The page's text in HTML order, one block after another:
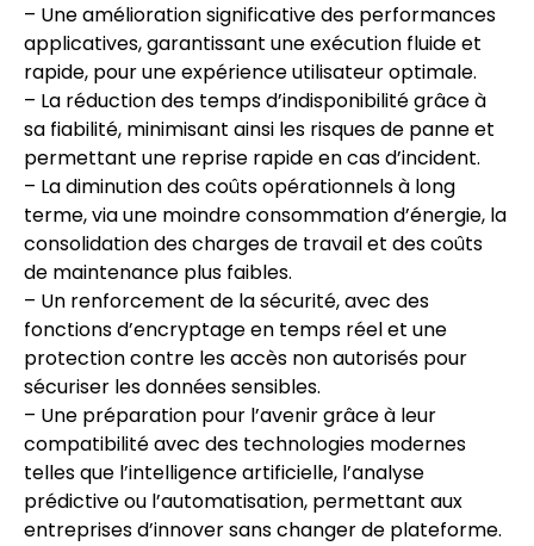
– Une amélioration significative des performances
applicatives, garantissant une exécution fluide et
rapide, pour une expérience utilisateur optimale.
– La réduction des temps d’indisponibilité grâce à
sa fiabilité, minimisant ainsi les risques de panne et
permettant une reprise rapide en cas d’incident.
– La diminution des coûts opérationnels à long
terme, via une moindre consommation d’énergie, la
consolidation des charges de travail et des coûts
de maintenance plus faibles.
– Un renforcement de la sécurité, avec des
fonctions d’encryptage en temps réel et une
protection contre les accès non autorisés pour
sécuriser les données sensibles.
– Une préparation pour l’avenir grâce à leur
compatibilité avec des technologies modernes
telles que l’intelligence artificielle, l’analyse
prédictive ou l’automatisation, permettant aux
entreprises d’innover sans changer de plateforme.